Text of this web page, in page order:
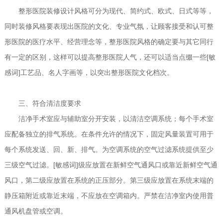
整形医院装修设计风格可分为现代、简约式、欧式、日式等等，
同时装修风格要表现出医院的文化、专业气氛，让顾客接受和认可整
形医院的医疗水平、经营理念等，整形医院风格的确定要与其它同行
有一定的区别，这样可以提高整形医院人气，还可以适当点缀一些[敏
感词]工艺品、名人字画等，以突出整形医院文化档次。
三、符合清洁度要求
洁净手术室应与辅助室分开安装，以清洁空调系统；每个手术室
应配备独立的排气系统。在条件允许的情况下，固定风量装置可用于
每个系统发送、回、新、排气。为空调系统的空气过滤系统提供至少
三级空气过滤。[敏感词]级应放置在新鲜空气通风口或靠近新鲜空气通
风口，第二级应放置在系统的正压部分。第三级应放置在系统末端的
静压箱附近或靠近末端，不应放在空调箱内。严禁在洁净室内使用普
通风机盘管或空调。